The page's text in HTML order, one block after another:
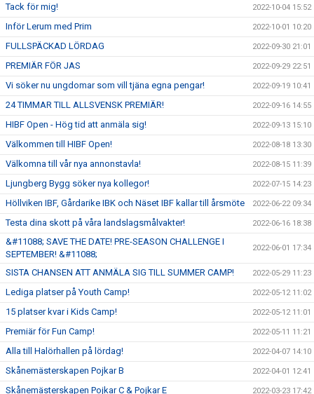
Tack för mig! 2022-10-04 15:52
Inför Lerum med Prim 2022-10-01 10:20
FULLSPÄCKAD LÖRDAG 2022-09-30 21:01
PREMIÄR FÖR JAS 2022-09-29 22:51
Vi söker nu ungdomar som vill tjäna egna pengar! 2022-09-19 10:41
24 TIMMAR TILL ALLSVENSK PREMIÄR! 2022-09-16 14:55
HIBF Open - Hög tid att anmäla sig! 2022-09-13 15:10
Välkommen till HIBF Open! 2022-08-18 13:30
Välkomna till vår nya annonstavla! 2022-08-15 11:39
Ljungberg Bygg söker nya kollegor! 2022-07-15 14:23
Höllviken IBF, Gårdarike IBK och Näset IBF kallar till årsmöte 2022-06-22 09:34
Testa dina skott på våra landslagsmålvakter! 2022-06-16 18:38
&#11088; SAVE THE DATE! PRE-SEASON CHALLENGE I
SEPTEMBER! &#11088;
2022-06-01 17:34
SISTA CHANSEN ATT ANMÄLA SIG TILL SUMMER CAMP! 2022-05-29 11:23
Lediga platser på Youth Camp! 2022-05-12 11:02
15 platser kvar i Kids Camp! 2022-05-12 11:01
Premiär för Fun Camp! 2022-05-11 11:21
Alla till Halörhallen på lördag! 2022-04-07 14:10
Skånemästerskapen Pojkar B 2022-04-01 12:41
Skånemästerskapen Pojkar C & Pojkar E 2022-03-23 17:42